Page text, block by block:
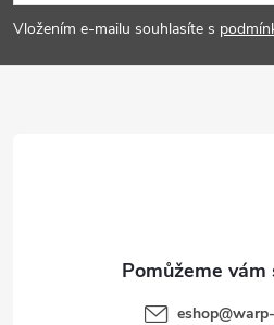
p
a
Vložením e-mailu souhlasíte s
eshop@